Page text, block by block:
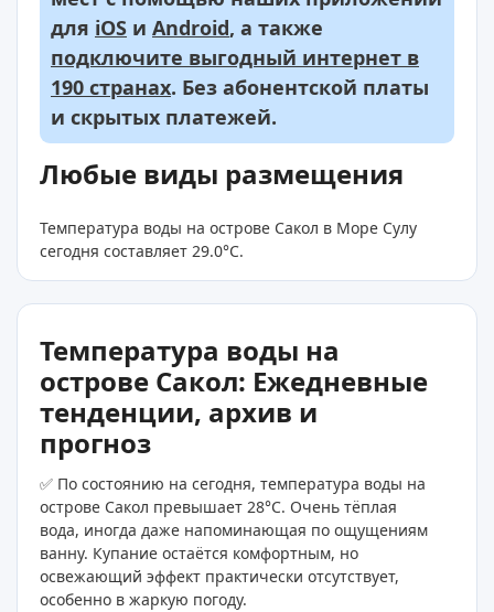
для iOS и Android, а также
подключите выгодный интернет в
190 странах. Без абонентской платы
и скрытых платежей.
Любые виды размещения
Температура воды на острове Сакол в Море Сулу
сегодня составляет 29.0°C.
Температура воды на
острове Сакол: Ежедневные
тенденции, архив и
прогноз
✅ По состоянию на сегодня, температура воды на
острове Сакол превышает 28°C. Очень тёплая
вода, иногда даже напоминающая по ощущениям
ванну. Купание остаётся комфортным, но
освежающий эффект практически отсутствует,
особенно в жаркую погоду.